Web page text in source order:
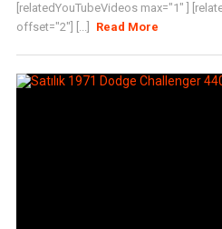
[relatedYouTubeVideos max="1" ]
offset="2"] [...]
Read More